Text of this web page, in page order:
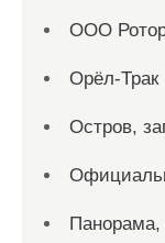
ООО
Орёл-Трак
Остров,
Панорама,